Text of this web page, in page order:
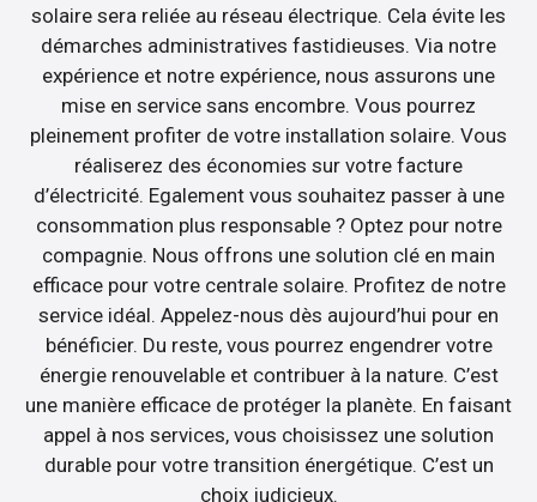
solaire sera reliée au réseau électrique. Cela évite les
démarches administratives fastidieuses. Via notre
expérience et notre expérience, nous assurons une
mise en service sans encombre. Vous pourrez
pleinement profiter de votre installation solaire. Vous
réaliserez des économies sur votre facture
d’électricité. Egalement vous souhaitez passer à une
consommation plus responsable ? Optez pour notre
compagnie. Nous offrons une solution clé en main
efficace pour votre centrale solaire. Profitez de notre
service idéal. Appelez-nous dès aujourd’hui pour en
bénéficier. Du reste, vous pourrez engendrer votre
énergie renouvelable et contribuer à la nature. C’est
une manière efficace de protéger la planète. En faisant
appel à nos services, vous choisissez une solution
durable pour votre transition énergétique. C’est un
choix judicieux.